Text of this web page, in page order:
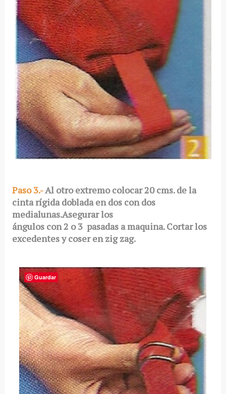
Paso 3.-Al otro extremo colocar 20 cms. de la
cinta rígida doblada en dos con dos
medialunas.Asegurar los
ángulos con 2 o 3 pasadas a maquina. Cortar los
excedentes y coser en zig zag.
Guardar